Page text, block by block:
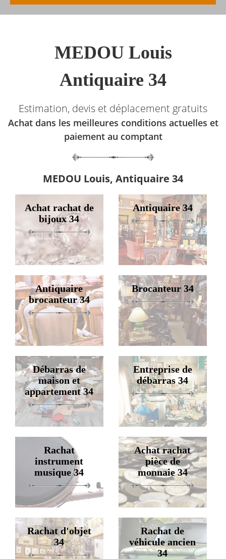
MEDOU Louis
Antiquaire 34
Estimation, devis et déplacement gratuits
Achat dans les meilleures conditions actuelles et
paiement au comptant
MEDOU Louis, Antiquaire 34
Achat rachat de
bijoux 34
Antiquaire 34
Antiquaire
brocanteur 34
Brocanteur 34
Débarras de
maison et
appartement 34
Entreprise de
débarras 34
Rachat
instrument
musique 34
Achat rachat
pièce de
monnaie 34
Rachat d'objet
34
Rachat de
véhicule ancien
34